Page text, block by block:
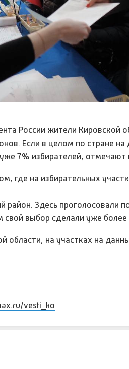
России жители Кировской
Если в целом по стране
7% избирателей,
где на избирательных
Здесь проголосовали
выбор сделали уже более
области, на участках на
vesti_ko